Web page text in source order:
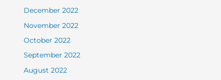
December 2022
November 2022
October 2022
September 2022
August 2022